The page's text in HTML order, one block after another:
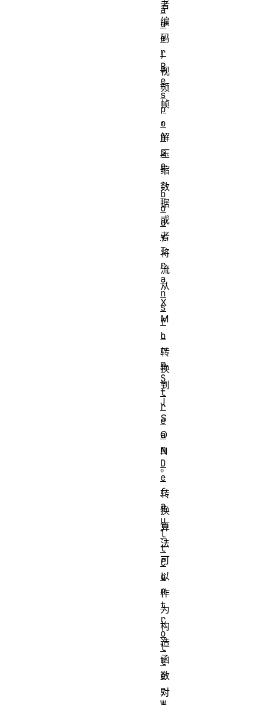
者
编
码
）
视
频
帧
，
解
压
缩
数
据
或
者
将
流
从
X
M
L
转
换
到
J
S
O
N
。
转
换
算
法
可
以
作
为
构
造
函
数
对
a
d
e
r
R
e
s
p
o
n
s
e
.
b
o
d
y
T
r
a
n
s
f
o
r
m
S
t
r
e
a
m
D
e
f
a
u
l
t
C
o
n
t
r
o
l
l
e
r